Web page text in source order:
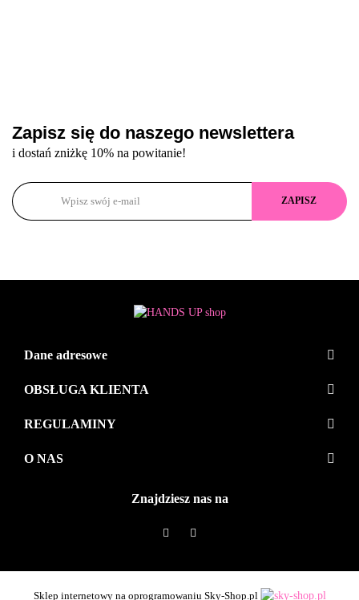
Zapisz się do naszego newslettera
i dostań zniżkę 10% na powitanie!
Dane adresowe
OBSŁUGA KLIENTA
REGULAMINY
O NAS
Znajdziesz nas na
Sklep internetowy na oprogramowaniu Sky-Shop.pl